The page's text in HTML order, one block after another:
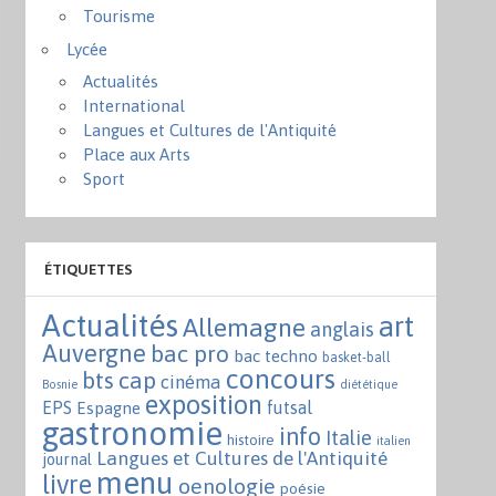
Tourisme
Lycée
Actualités
International
Langues et Cultures de l'Antiquité
Place aux Arts
Sport
ÉTIQUETTES
Actualités Allemagne anglais art
Auvergne bac pro bac techno basket-ball
Bosnie bts cap cinéma concours diététique
EPS Espagne exposition futsal
gastronomie histoire info Italie italien
journal Langues et Cultures de l'Antiquité
livre menu oenologie poésie